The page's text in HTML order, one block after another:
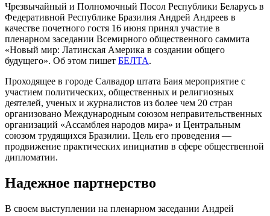
Чрезвычайный и Полномочный Посол Республики Беларусь в
Федеративной Республике Бразилия Андрей Андреев в
качестве почетного гостя 16 июня принял участие в
пленарном заседании Всемирного общественного саммита
«Новый мир: Латинская Америка в создании общего
будущего». Об этом пишет БЕЛТА.
Проходящее в городе Салвадор штата Баия мероприятие с
участием политических, общественных и религиозных
деятелей, ученых и журналистов из более чем 20 стран
организовано Международным союзом неправительственных
организаций «Ассамблея народов мира» и Центральным
союзом трудящихся Бразилии. Цель его проведения —
продвижение практических инициатив в сфере общественной
дипломатии.
Надежное партнерство
В своем выступлении на пленарном заседании Андрей